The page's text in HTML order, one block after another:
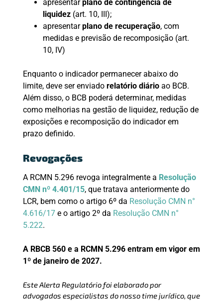
apresentarplano de contingência de
liquidez(art. 10, III);
apresentarplano de recuperação, com
medidas e previsão de recomposição (art.
10, IV)
Enquanto o indicador permanecer abaixo do
limite, deve ser enviado relatório diárioao BCB.
Além disso, o BCB poderá determinar, medidas
como melhorias na gestão de liquidez, redução de
exposições e recomposição do indicador em
prazo definido.
Revogações
A RCMN 5.296 revoga integralmente a Resolução
CMN nº 4.401/15, que tratava anteriormente do
LCR, bem como o artigo 6º da Resolução CMN n°
4.616/17e o artigo 2º da Resolução CMN n°
5.222.
A RBCB 560 e a RCMN 5.296 entram em vigor em
1º de janeiro de 2027.
Este Alerta Regulatório foi elaborado por
advogados especialistas do nosso time jurídico, que